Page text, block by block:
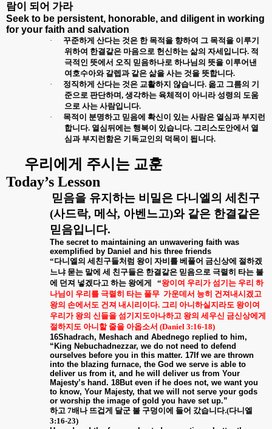
람이 되어 가라
Seek to be persistent, honorable, and diligent in working
for your faith and salvation
·
꾸준하게 산다는 것은 한 목적을 향하여 그 목적을 이루기
위하여 한결같은 마음으로 헌신하는 삶의 자세입니다. 적
극적인 뜻에서 오직 믿음하나로 하나님의 뜻을 이루어낸
여호수아와 갈렙과 같은 삶을 사는 것을 뜻합니다.
·
정직하게 산다는 것은 교활하지 않습니다. 옮고 그름의 기
준으로 판단하며 , 생각하는 육체적이 아니라 성령의 도움
으로 사는 사람입니다.
·
목적이 분명하고 믿음에 확신이 있는 사람은 열심과 부지런
합니다. 열심뒤에는 행복이 있습니다. 그리스도안에서 열
심과 부지런함은 기독교인의 덕목이 됩니다.
우리에게 주시는 교훈
Today’s Lesson
믿음을 유지하는 비밀은 다니엘의 세친구
(사드락, 메삭, 아벤느고)와 같은 한결같은
믿음입니다.
The secret to maintaining an unwavering faith was
exemplified by Daniel and his three friends
“다니엘의 세친구들처럼 왕이 자비를 베풀어 금신상에 절하겠
느냐 묻는 말에 세 친구들은 한결같은 믿음으로 극렬히 타는 불
에 던져 넣겠다고 하는 왕에게
“왕이여 우리가 섬기는 우리 하
나님이 우리를 극렬히 타는 풀무 가운데서 능히 건져내시겠고
왕의 손에서도 건져 내시리이다. 그리 아니하실지라도 왕이여
우리가 왕의 신들을 섬기지도아나하고 왕의 세우신 금신상에게
절하지도 아니할 줄을 아옵소서 (Daniel 3:16-18)
16Shadrach, Meshach and Abednego replied to him,
“King Nebuchadnezzar, we do not need to defend
ourselves before you in this matter. 17If we are thrown
into the blazing furnace, the God we serve is able to
deliver us from it, and he will deliver us from Your
Majesty’s hand. 18But even if he does not, we want you
to know, Your Majesty, that we will not serve your gods
or worship the image of gold you have set up.”
하고 7배나 뜨겁게 달군 불 구덩이에 들어 갔습니다.(다니엘
3:16-23)